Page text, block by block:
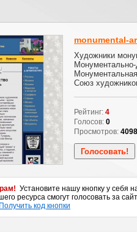
monumental-
Художники
Монументально-
Союз
Рейтинг: 4
Голосов: 0
Просмотров: 4098
Установите нашу кнопку у себя
ресурса смогут голосовать за
Получить код кнопки